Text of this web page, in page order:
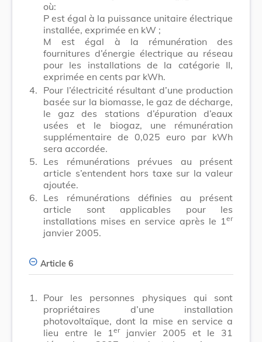
où:
P est égal à la puissance unitaire électrique
installée, exprimée en kW ;
M est égal à la rémunération des
fournitures d’énergie électrique au réseau
pour les installations de la catégorie II,
exprimée en cents par kWh.
4. Pour l’électricité résultant d’une production
basée sur la biomasse, le gaz de décharge,
le gaz des stations d’épuration d’eaux
usées et le biogaz, une rémunération
supplémentaire de 0,025 euro par kWh
sera accordée.
5. Les rémunérations prévues au présent
article s’entendent hors taxe sur la valeur
ajoutée.
6. Les rémunérations définies au présent
article sont applicables pour les
installations mises en service après le 1 er
janvier 2005.
Article 6
1. Pour les personnes physiques qui sont
propriétaires d’une installation
photovoltaïque, dont la mise en service a
lieu entre le 1erjanvier 2005 et le 31